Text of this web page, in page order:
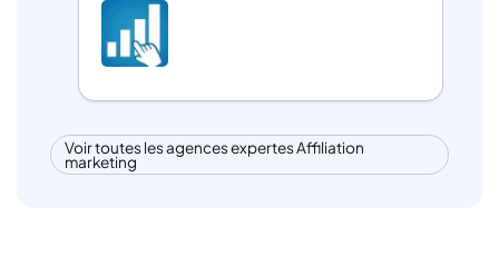
Voir toutes les agences expertes Affiliation
marketing